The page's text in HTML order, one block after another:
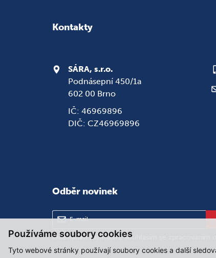
Používáme soubory cookies
Tyto webové stránky používají soubory cookies a další
Kontakty
SÁRA, s.r.o.
Podnásepní 450/1a
602 00 Brno
IČ: 46969896
DIČ: CZ46969896
Odběr novinek
Odesláním formuláře souhlasím se